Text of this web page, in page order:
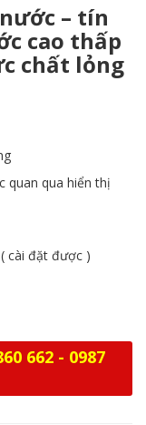
– tín
cao thấp
chất lỏng
quan qua hiển thị
cài đặt được )
662 - 0987